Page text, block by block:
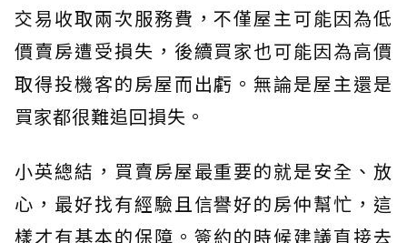
交易收取兩次服務費，不僅屋主可能因為低
價賣房遭受損失，後續買家也可能因為高價
取得投機客的房屋而出虧。無論是屋主還是
買家都很難追回損失。
小英總結，買賣房屋最重要的就是安全、放
心，最好找有經驗且信譽好的房仲幫忙，這
樣才有基本的保障。簽約的時候建議直接去